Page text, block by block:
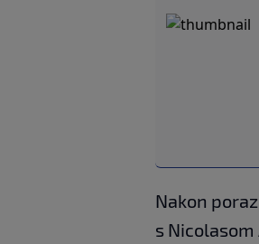
Nakon
s